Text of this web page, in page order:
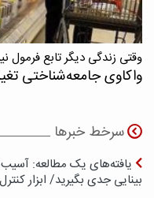
وقتی زندگی دیگر تابع فرمول
واکاوی جامعه‌شناختی
سرخط خبرها
یافته‌های یک مطالعه:
بینایی جدی بگیرید/ ابزار